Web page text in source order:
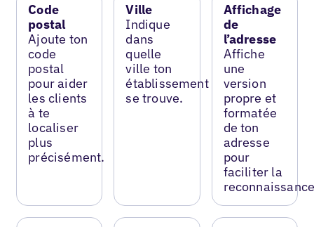
Code
postal
Ajoute ton
code
postal
pour aider
les clients
à te
localiser
plus
précisément.
Ville
Indique
dans
quelle
ville ton
établissement
se trouve.
Affichage
de
l’adresse
Affiche
une
version
propre et
formatée
de ton
adresse
pour
faciliter la